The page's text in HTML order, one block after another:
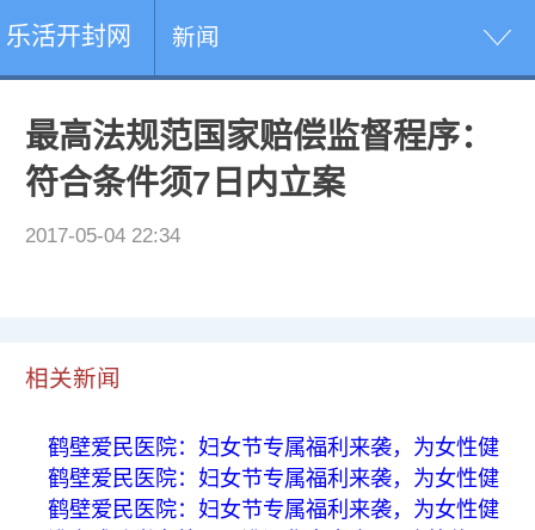
乐活开封网 新闻
最高法规范国家赔偿监督程序：
符合条件须7日内立案
2017-05-04 22:34
相关新闻
鹤壁爱民医院：妇女节专属福利来袭，为女性健
鹤壁爱民医院：妇女节专属福利来袭，为女性健
鹤壁爱民医院：妇女节专属福利来袭，为女性健